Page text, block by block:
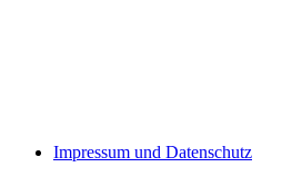
Impressum und Datenschutz